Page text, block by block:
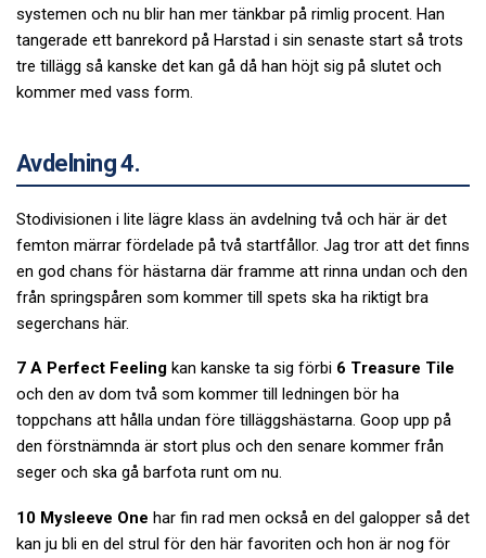
systemen och nu blir han mer tänkbar på rimlig procent. Han
tangerade ett banrekord på Harstad i sin senaste start så trots
tre tillägg så kanske det kan gå då han höjt sig på slutet och
kommer med vass form.
Avdelning 4.
Stodivisionen i lite lägre klass än avdelning två och här är det
femton märrar fördelade på två startfållor. Jag tror att det finns
en god chans för hästarna där framme att rinna undan och den
från springspåren som kommer till spets ska ha riktigt bra
segerchans här.
7 A Perfect Feeling kan kanske ta sig förbi 6 Treasure Tile
och den av dom två som kommer till ledningen bör ha
toppchans att hålla undan före tilläggshästarna. Goop upp på
den förstnämnda är stort plus och den senare kommer från
seger och ska gå barfota runt om nu.
10 Mysleeve One har fin rad men också en del galopper så det
kan ju bli en del strul för den här favoriten och hon är nog för